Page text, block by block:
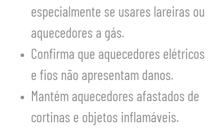
especialmente se usares lareiras ou
aquecedores a gás.
Confirma que aquecedores elétricos
e fios não apresentam danos.
Mantém aquecedores afastados de
cortinas e objetos inflamáveis.